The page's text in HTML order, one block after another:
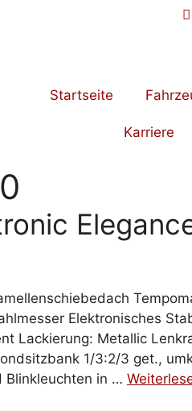
Startseite
Karriere
Elektronisches
Lackierung: Metallic
1/3:2/3 get.,
Blinkleuchten in …